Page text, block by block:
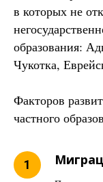
в которых не
образования:
Чукотка,
Факторов
частного